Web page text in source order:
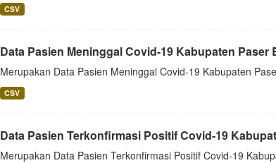
CSV
Data Pasien Meninggal Covid-19 Kabupaten Paser
Merupakan Data Pasien Meninggal Covid-19 Kabupaten
CSV
Data Pasien Terkonfirmasi Positif Covid-19
Merupakan Data Pasien Terkonfirmasi Positif Covid-19